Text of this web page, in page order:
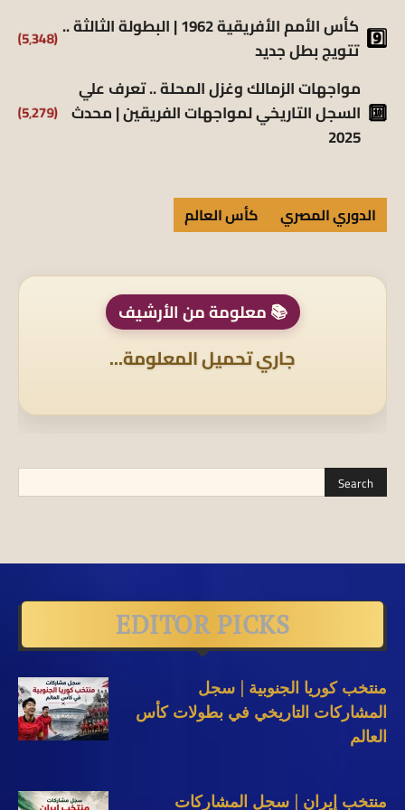
كأس الأمم الأفريقية 1962 | البطولة الثالثة ..
تتويج بطل جديد
(5٬348)
مواجهات الزمالك وغزل المحلة .. تعرف علي
السجل التاريخي لمواجهات الفريقين | محدث
2025
(5٬279)
الدوري المصري كأس العالم
📚 معلومة من الأرشيف
جاري تحميل المعلومة...
EDITOR PICKS
منتخب كوريا الجنوبية | سجل
المشاركات التاريخي في بطولات كأس
العالم
منتخب إيران | سجل المشاركات